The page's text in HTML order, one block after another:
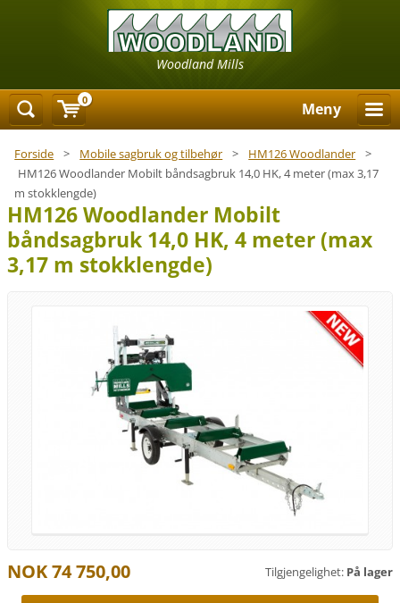
Woodland Mills
Meny
Forside > Mobile sagbruk og tilbehør > HM126 Woodlander
>
HM126 Woodlander Mobilt båndsagbruk 14,0 HK, 4 meter (max 3,17
m stokklengde)
HM126 Woodlander Mobilt
båndsagbruk 14,0 HK, 4 meter (max
3,17 m stokklengde)
Tilgjengelighet: På lager
NOK 74 750,00
0